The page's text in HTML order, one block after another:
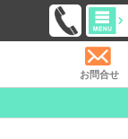
お問合せ